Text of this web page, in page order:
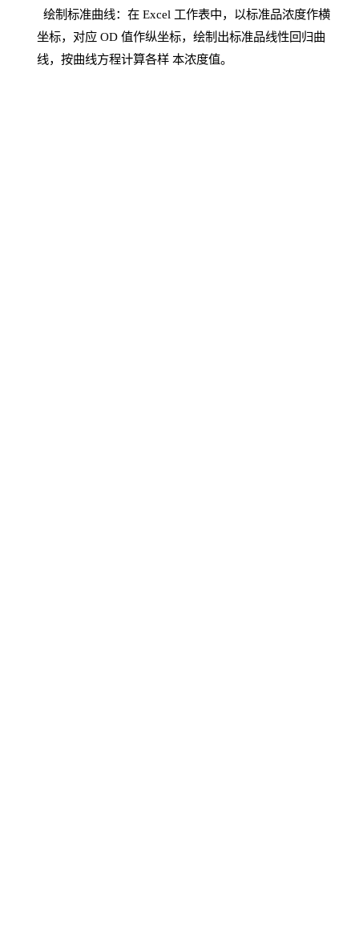
绘制标准曲线：在 Excel 工作表中，以标准品浓度作横
坐标，对应OD 值作纵坐标，绘制出标准品线性回归曲
线，按曲线方程计算各样 本浓度值。